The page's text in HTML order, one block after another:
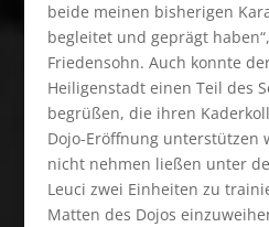
beide meinen bisherigen
begleitet und geprägt
Friedensohn. Auch konnte
Heiligenstadt einen Teil des
begrüßen, die ihren
Dojo-Eröffnung unterstützen
nicht nehmen ließen unter
Leuci zwei Einheiten zu
Matten des Dojos